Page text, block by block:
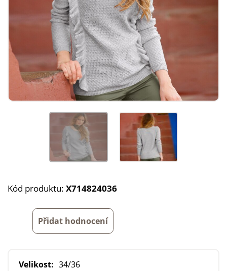
Kód produktu: X714824036
Přidat hodnocení
Velikost: 34/36